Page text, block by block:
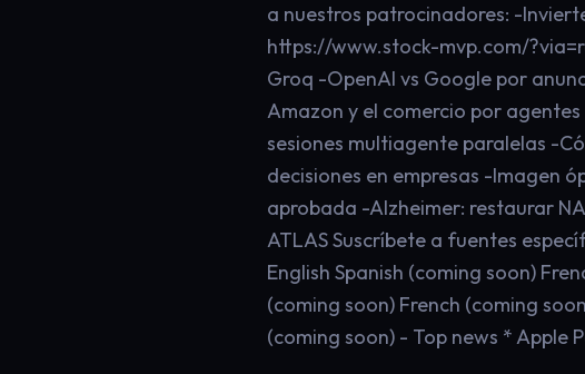
a nuestros patrocinadores: -
https://www.stock-mvp.com/
Groq -OpenAI vs Google por
Amazon y el comercio por
sesiones multiagente paralelas -
decisiones en empresas -Imagen
aprobada -Alzheimer: restaurar
ATLAS Suscríbete a fuentes
English Spanish (coming soon)
(coming soon) French (coming
(coming soon) - Top news * Apple